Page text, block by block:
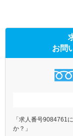
お問
「求人番号9084761
か？」